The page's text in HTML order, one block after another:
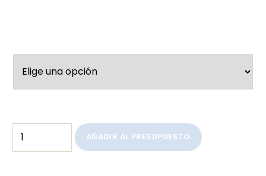
AÑADIR AL PRESUPUESTO